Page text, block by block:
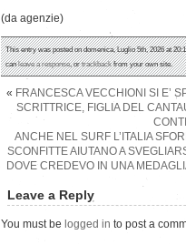
(da agenzie)
This entry was posted on domenica, Luglio 5th, 2026 at
canleave a response, ortrackbackfrom your own site.
« FRANCESCA VECCHIONI SI E’
SCRITTRICE, FIGLIA DEL
ANCHE NEL SURF L’ITALIA
SCONFITTE AIUTANO A
DOVE CREDEVO IN UNA
Leave a Reply
You must be logged in to post a